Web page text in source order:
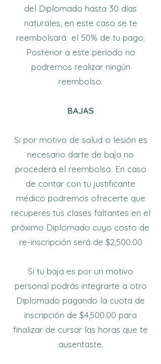
del Diplomado hasta 30 días
naturales, en este caso se te
reembolsará el 50% de tu pago.
Posterior a este periodo no
podremos realizar ningún
reembolso.
BAJAS
Si por motivo de salud o lesión es
necesario darte de baja no
procederá el reembolso. En caso
de contar con tu justificante
médico podremos ofrecerte que
recuperes tus clases faltantes en el
próximo Diplomado cuyo costo de
re-inscripción será de $2,500.00
Si tu baja es por un motivo
personal podrás integrarte a otro
Diplomado pagando la cuota de
inscripción de $4,500.00 para
finalizar de cursar las horas que te
ausentaste.